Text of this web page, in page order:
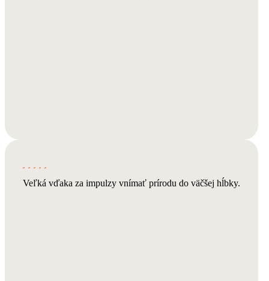
Veľká vďaka za impulzy vnímať prírodu do väčšej hĺbky.